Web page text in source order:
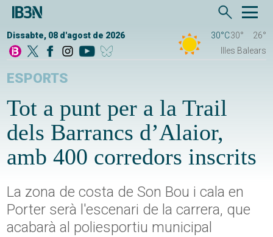
Dissabte, 08 d'agost de 2026 30°C30°
26°
Illes Balears
ESPORTS
Tot a punt per a la Trail
dels Barrancs d’Alaior,
amb 400 corredors inscrits
La zona de costa de Son Bou i cala en
Porter serà l'escenari de la carrera, que
acabarà al poliesportiu municipal